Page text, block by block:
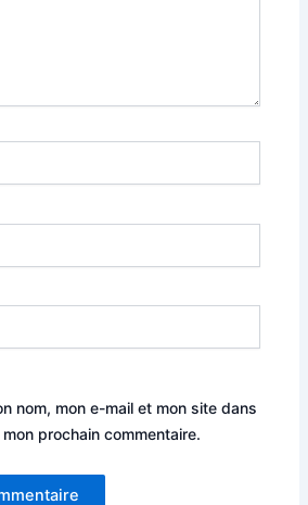
nom, mon e-mail et mon site dans
prochain commentaire.